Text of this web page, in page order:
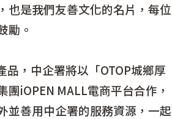
也是我們友善文化的名片，每位
勵。
，中企署將以「OTOP城鄉厚
iOPEN MALL電商平台合作，
並善用中企署的服務資源，一起